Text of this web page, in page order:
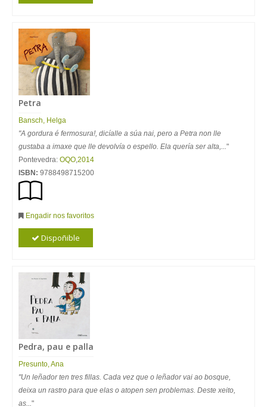
Petra
Bansch, Helga
"A gordura é fermosura!, dicíalle a súa nai, pero a Petra non lle
gustaba a imaxe que lle devolvía o espello. Ela quería ser alta,..."
Pontevedra: OQO,2014
ISBN: 9788498715200
Engadir nos favoritos
Dispoñible
Pedra, pau e palla
Presunto, Ana
"Un leñador ten tres fillas. Cada vez que o leñador vai ao bosque,
deixa un rastro para que elas o atopen sen problemas. Deste xeito,
as..."